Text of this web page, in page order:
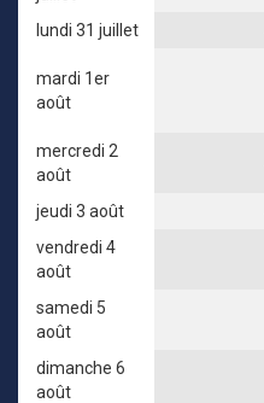
lundi 31 juillet
mardi 1er
août
mercredi 2
août
jeudi 3 août
vendredi 4
août
samedi 5
août
dimanche 6
août